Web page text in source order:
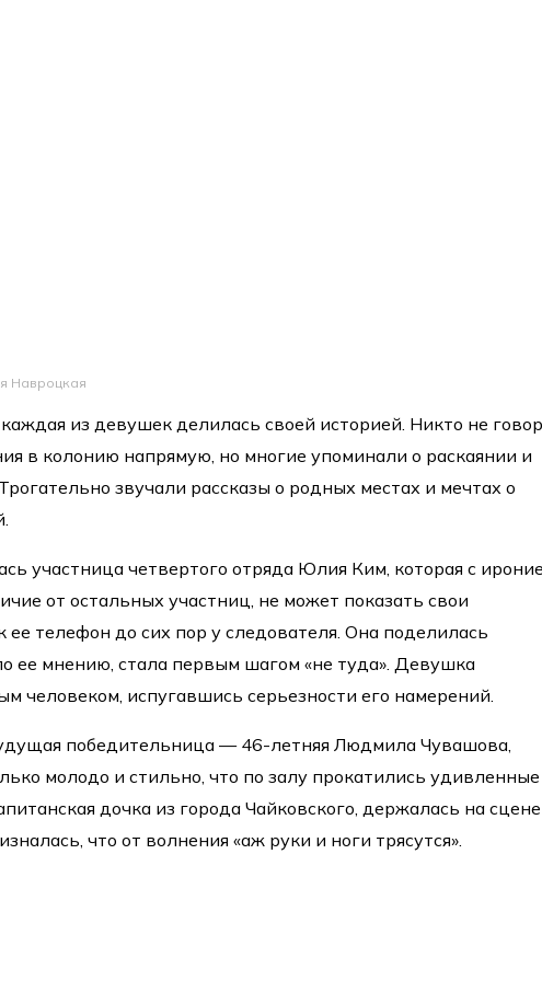
Навроцкая
из девушек делилась своей историей. Никто не
в колонию напрямую, но многие упоминали о раскаянии и
звучали рассказы о родных местах и мечтах о
участница четвертого отряда Юлия Ким, которая с
от остальных участниц, не может показать свои
ее телефон до сих пор у следователя. Она поделилась
ее мнению, стала первым шагом «не туда». Девушка
человеком, испугавшись серьезности его намерений.
победительница — 46-летняя Людмила Чувашова,
молодо и стильно, что по залу прокатились удивленные
дочка из города Чайковского, держалась на сцене
что от волнения «аж руки и ноги трясутся».